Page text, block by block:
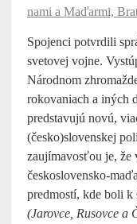
nami a Maďarmi,
Spojenci potvrdili
svetovej vojne.
Národnom
rokovaniach a iných
predstavujú novú,
(česko)slovenskej
zaujímavosťou je, že
československo-
predmostí, kde boli k
(Jarovce, Rusovce a